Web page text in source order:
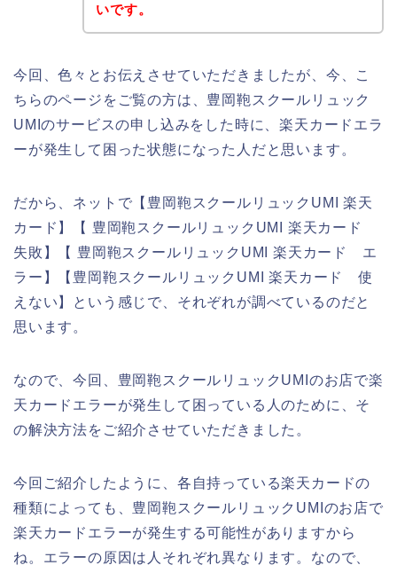
いです。
今回、色々とお伝えさせていただきましたが、今、こ
ちらのページをご覧の方は、豊岡鞄スクールリュック
UMIのサービスの申し込みをした時に、楽天カードエラ
ーが発生して困った状態になった人だと思います。
だから、ネットで【豊岡鞄スクールリュックUMI 楽天
カード】【 豊岡鞄スクールリュックUMI 楽天カード
失敗】【 豊岡鞄スクールリュックUMI 楽天カード エ
ラー】【豊岡鞄スクールリュックUMI 楽天カード 使
えない】という感じで、それぞれが調べているのだと
思います。
なので、今回、豊岡鞄スクールリュックUMIのお店で楽
天カードエラーが発生して困っている人のために、そ
の解決方法をご紹介させていただきました。
今回ご紹介したように、各自持っている楽天カードの
種類によっても、豊岡鞄スクールリュックUMIのお店で
楽天カードエラーが発生する可能性がありますから
ね。エラーの原因は人それぞれ異なります。なので、